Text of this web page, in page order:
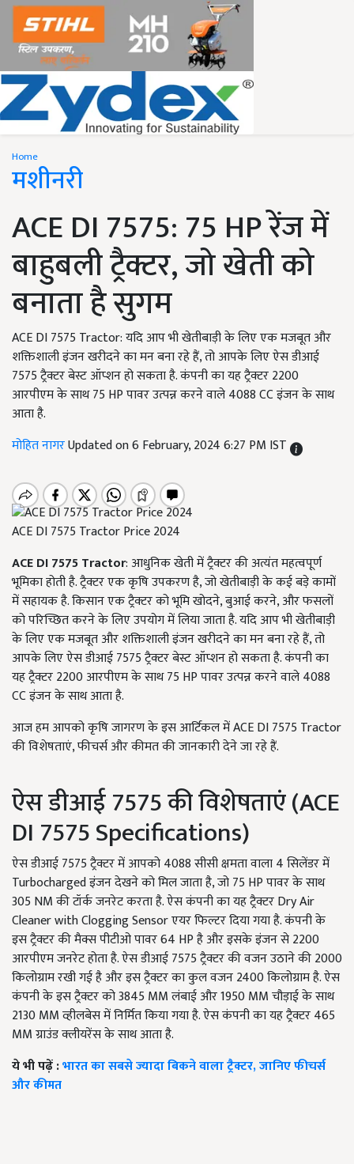
Home
मशीनरी
ACE DI 7575: 75 HP रेंज में
बाहुबली ट्रैक्टर, जो खेती को
बनाता है सुगम
ACE DI 7575 Tractor: यदि आप भी खेतीबाड़ी के लिए एक मजबूत और
शक्तिशाली इंजन खरीदने का मन बना रहे हैं, तो आपके लिए ऐस डीआई
7575 ट्रैक्टर बेस्ट ऑप्शन हो सकता है. कंपनी का यह ट्रैक्टर 2200
आरपीएम के साथ 75 HP पावर उत्पन्न करने वाले 4088 CC इंजन के साथ
आता है.
मोहित नागरUpdated on 6 February, 2024 6:27 PM IST
ACE DI 7575 Tractor Price 2024
ACE DI 7575 Tractor: आधुनिक खेती में ट्रैक्टर की अत्यंत महत्वपूर्ण
भूमिका होती है. ट्रैक्टर एक कृषि उपकरण है, जो खेतीबाड़ी के कई बड़े कामों
में सहायक है. किसान एक ट्रैक्टर को भूमि खोदने, बुआई करने, और फसलों
को परिच्छित करने के लिए उपयोग में लिया जाता है. यदि आप भी खेतीबाड़ी
के लिए एक मजबूत और शक्तिशाली इंजन खरीदने का मन बना रहे हैं, तो
आपके लिए ऐस डीआई 7575 ट्रैक्टर बेस्ट ऑप्शन हो सकता है. कंपनी का
यह ट्रैक्टर 2200 आरपीएम के साथ 75 HP पावर उत्पन्न करने वाले 4088
CC इंजन के साथ आता है.
आज हम आपको कृषि जागरण के इस आर्टिकल में ACE DI 7575 Tractor
की विशेषताएं, फीचर्स और कीमत की जानकारी देने जा रहे हैं.
ऐस डीआई 7575 की विशेषताएं (ACE
DI 7575 Specifications)
ऐस डीआई 7575 ट्रैक्टर में आपको 4088 सीसी क्षमता वाला 4 सिलेंडर में
Turbocharged इंजन देखने को मिल जाता है, जो 75 HP पावर के साथ
305 NM की टॉर्क जनरेट करता है. ऐस कंपनी का यह ट्रैक्टर Dry Air
Cleaner with Clogging Sensor एयर फिल्टर दिया गया है. कंपनी के
इस ट्रैक्टर की मैक्स पीटीओ पावर 64 HP है और इसके इंजन से 2200
आरपीएम जनरेट होता है. ऐस डीआई 7575 ट्रैक्टर की वजन उठाने की 2000
किलोग्राम रखी गई है और इस ट्रैक्टर का कुल वजन 2400 किलोग्राम है. ऐस
कंपनी के इस ट्रैक्टर को 3845 MM लंबाई और 1950 MM चौड़ाई के साथ
2130 MM व्हीलबेस में निर्मित किया गया है. ऐस कंपनी का यह ट्रैक्टर 465
MM ग्राउंड क्लीयरेंस के साथ आता है.
ये भी पढ़ें :भारत का सबसे ज्यादा बिकने वाला ट्रैक्टर, जानिए फीचर्स
और कीमत